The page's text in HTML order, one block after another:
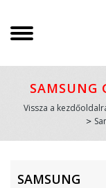
SAMSUNG
Vissza a
SAMSUNG